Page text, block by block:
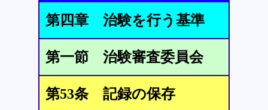
第四章 治験を行う基準
第一節 治験審査委員会
第53条 記録の保存